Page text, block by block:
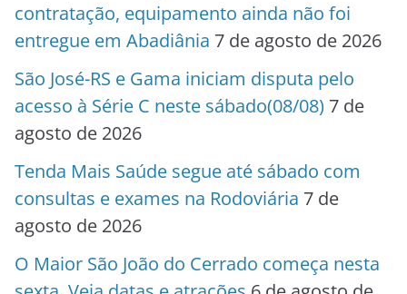
contratação, equipamento ainda não foi
entregue em Abadiânia 7 de agosto de 2026
São José-RS e Gama iniciam disputa pelo
acesso à Série C neste sábado(08/08) 7 de
agosto de 2026
Tenda Mais Saúde segue até sábado com
consultas e exames na Rodoviária 7 de
agosto de 2026
O Maior São João do Cerrado começa nesta